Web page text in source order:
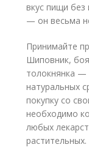
вкус пищи
— он весьма
Принимайте
Шиповник,
толокнянка —
натуральных
покупку со
необходимо
любых
растительных.